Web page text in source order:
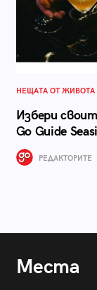
НЕЩАТА ОТ ЖИВОТА
Избери
Go Guide
РЕДАКТОРИТЕ
Места